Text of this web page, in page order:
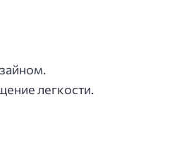
легкости.